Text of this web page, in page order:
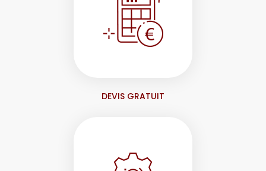
DEVIS GRATUIT